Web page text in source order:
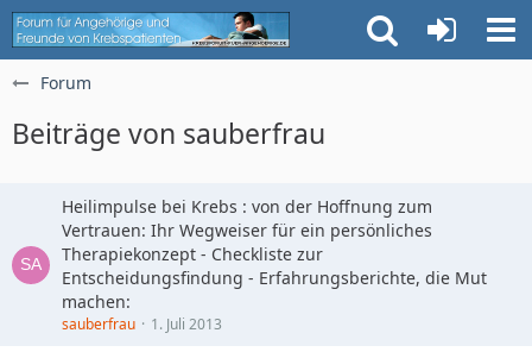
Forum
Beiträge von sauberfrau
Heilimpulse bei Krebs : von der Hoffnung zum
Vertrauen: Ihr Wegweiser für ein persönliches
Therapiekonzept - Checkliste zur
Entscheidungsfindung - Erfahrungsberichte, die Mut
machen:
sauberfrau 1. Juli 2013